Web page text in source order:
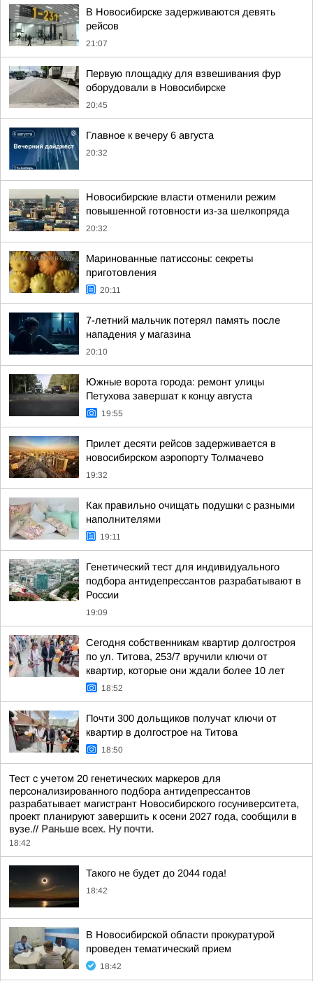
В Новосибирске задерживаются девять
рейсов
21:07
Первую площадку для взвешивания фур
оборудовали в Новосибирске
20:45
Главное к вечеру 6 августа
20:32
Новосибирские власти отменили режим
повышенной готовности из-за шелкопряда
20:32
Маринованные патиссоны: секреты
приготовления
20:11
7-летний мальчик потерял память после
нападения у магазина
20:10
Южные ворота города: ремонт улицы
Петухова завершат к концу августа
19:55
Прилет десяти рейсов задерживается в
новосибирском аэропорту Толмачево
19:32
Как правильно очищать подушки с разными
наполнителями
19:11
Генетический тест для индивидуального
подбора антидепрессантов разрабатывают в
России
19:09
Сегодня собственникам квартир долгостроя
по ул. Титова, 253/7 вручили ключи от
квартир, которые они ждали более 10 лет
18:52
Почти 300 дольщиков получат ключи от
квартир в долгострое на Титова
18:50
Тест с учетом 20 генетических маркеров для
персонализированного подбора антидепрессантов
разрабатывает магистрант Новосибирского госуниверситета,
проект планируют завершить к осени 2027 года, сообщили в
вузе.// Раньше всех. Ну почти.
18:42
Такого не будет до 2044 года!
18:42
В Новосибирской области прокуратурой
проведен тематический прием
18:42